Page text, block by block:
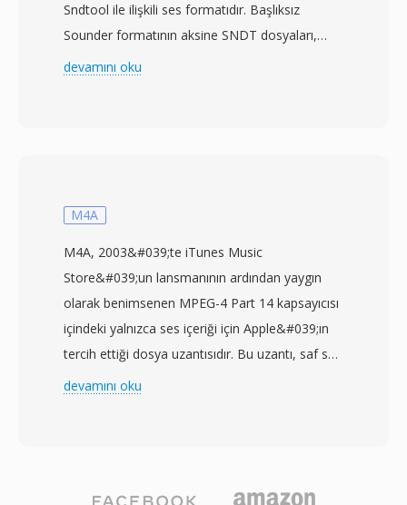
Sndtool ile ilişkili ses formatıdır. Başlıksız
Sounder formatının aksine SNDT dosyaları,
örnekleme hızı ve veri uzunluğunu içeren kısa
Sndtool, genellikle paylaşımlı yazılım olarak
verilen basit bir dalga formu kaydedici ve
oynatıcı olarak işlev görüyordu. Rakip DOS ses
formatlarına göre önemli bir avantajı bu kendi
kendini tanımlayan başlıktı — standartlaştırılmış
multimedya çerçevelerinin bulunmadığı bir
dönemde tanınmayan dosyaları oynatma
verimli şekilde çözülebiliyordu. SNDT dosyaları,
devamını oku
M4A
M4A, 2003&#039;te iTunes Music
Store&#039;un lansmanının ardından yaygın
olarak benimsenen MPEG-4 Part 14 kapsayıcısı
içindeki yalnızca ses içeriği için Apple&#039;ın
tercih ettiği dosya uzantısıdır. Bu uzantı, saf ses
akışlarını video destekli MP4 dosyalarından
devamını oku